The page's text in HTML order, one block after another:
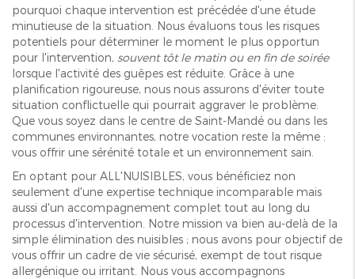
pourquoi chaque intervention est précédée d'une étude
minutieuse de la situation. Nous évaluons tous les risques
potentiels pour déterminer le moment le plus opportun
pour l'intervention, souvent tôt le matin ou en fin de soirée
lorsque l'activité des guêpes est réduite. Grâce à une
planification rigoureuse, nous nous assurons d'éviter toute
situation conflictuelle qui pourrait aggraver le problème.
Que vous soyez dans le centre de Saint-Mandé ou dans les
communes environnantes, notre vocation reste la même :
vous offrir une sérénité totale et un environnement sain.
En optant pour ALL'NUISIBLES, vous bénéficiez non
seulement d'une expertise technique incomparable mais
aussi d'un accompagnement complet tout au long du
processus d'intervention. Notre mission va bien au-delà de la
simple élimination des nuisibles ; nous avons pour objectif de
vous offrir un cadre de vie sécurisé, exempt de tout risque
allergénique ou irritant. Nous vous accompagnons